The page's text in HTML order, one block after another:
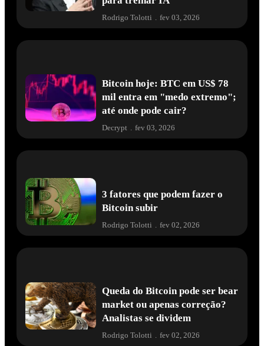
Rodrigo Tolotti fev 03, 2026
Bitcoin hoje: BTC em US$ 78
mil entra em "medo extremo";
até onde pode cair?
Decrypt . fev 03, 2026
3 fatores que podem fazer o
Bitcoin subir
Rodrigo Tolotti fev 02, 2026
Queda do Bitcoin pode ser bear
market ou apenas correção?
Analistas se dividem
Rodrigo Tolotti . fev 02, 2026